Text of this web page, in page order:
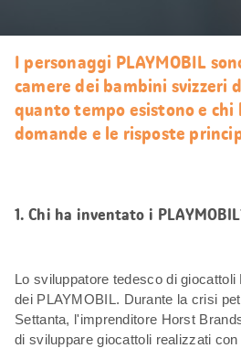
I personaggi PLAYMOBIL
camere dei bambini svizzeri
quanto tempo esistono e
domande e le risposte
1. Chi ha inventato i
Lo sviluppatore tedesco di
dei PLAYMOBIL. Durante la crisi
Settanta, l'imprenditore Horst
di sviluppare giocattoli realizzati